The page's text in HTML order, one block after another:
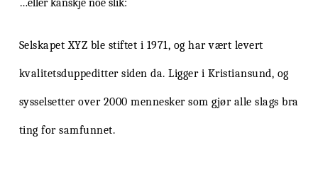
…eller kanskje noe slik:
Selskapet XYZ ble stiftet i 1971, og har vært levert
kvalitetsduppeditter siden da. Ligger i Kristiansund, og
sysselsetter over 2000 mennesker som gjør alle slags bra
ting for samfunnet.